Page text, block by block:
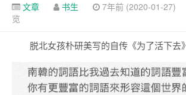
文章 书生 7年前 (2020-01-27)
览
脱北女孩朴研美写的自传《为了活下去》